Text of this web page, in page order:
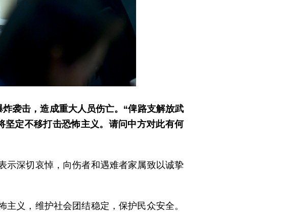
袭击，造成重大人员伤亡。“俾路支解放武
定不移打击恐怖主义。请问中方对此有何
示深切哀悼，向伤者和遇难者家属致以诚挚
义，维护社会团结稳定，保护民众安全。